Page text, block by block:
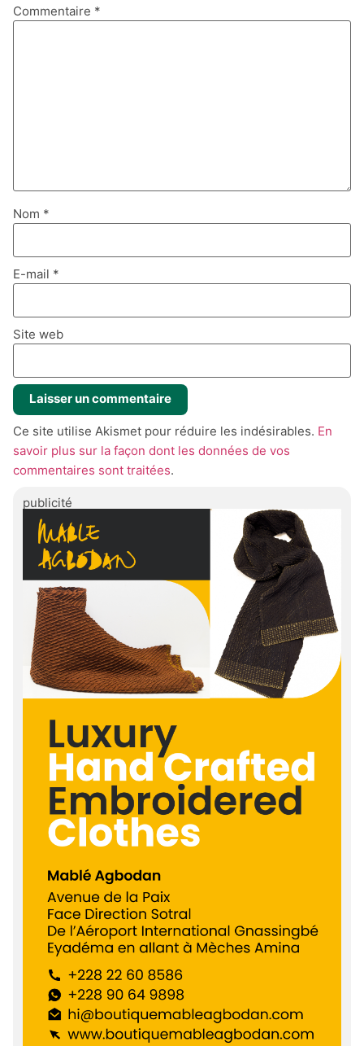
Commentaire *
Nom *
E-mail *
Site web
Ce site utilise Akismet pour réduire les indésirables. En
savoir plus sur la façon dont les données de vos
commentaires sont traitées.
publicité